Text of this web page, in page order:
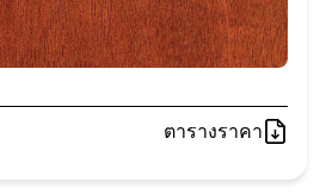
ตารางราคา